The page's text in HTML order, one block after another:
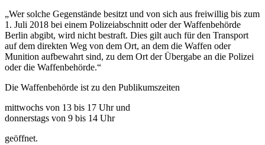
„Wer solche Gegenstände besitzt und von sich aus freiwillig bis zum
1. Juli 2018 bei einem Polizeiabschnitt oder der Waffenbehörde
Berlin abgibt, wird nicht bestraft. Dies gilt auch für den Transport
auf dem direkten Weg von dem Ort, an dem die Waffen oder
Munition aufbewahrt sind, zu dem Ort der Übergabe an die Polizei
oder die Waffenbehörde.“
Die Waffenbehörde ist zu den Publikumszeiten
mittwochs von 13 bis 17 Uhr und
donnerstags von 9 bis 14 Uhr
geöffnet.